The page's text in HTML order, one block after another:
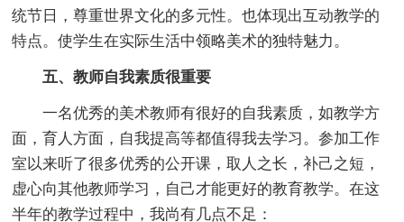
统节日，尊重世界文化的多元性。也体现出互动教学的
特点。使学生在实际生活中领略美术的独特魅力。
五、教师自我素质很重要
一名优秀的美术教师有很好的自我素质，如教学方
面，育人方面，自我提高等都值得我去学习。参加工作
室以来听了很多优秀的公开课，取人之长，补己之短，
虚心向其他教师学习，自己才能更好的教育教学。在这
半年的教学过程中，我尚有几点不足：